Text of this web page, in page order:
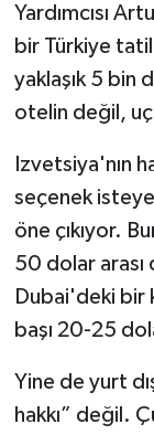
Yardımcısı
bir Türkiye
yaklaşık 5 bin
otelin değil,
Izvetsiya'nın
seçenek
öne çıkıyor.
50 dolar arası
Dubai'deki bir
başı 20-25
Yine de yurt
hakkı” değil.